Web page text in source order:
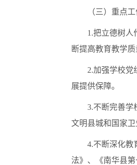
（三）重点
1.把立德树人
断提高教育教学
2.加强学校党
展提供保障。
3.不断完善学
文明县城和国家
4.不断深化教
法》、《南华县